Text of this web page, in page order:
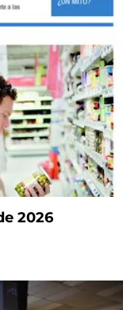
2026